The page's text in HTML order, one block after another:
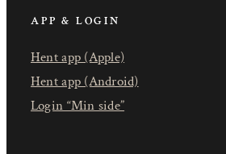
APP & LOGIN
Hent app (Apple)
Hent app (Android)
Login “Min side”